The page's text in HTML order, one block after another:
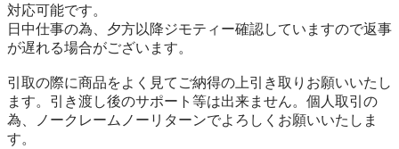
対応可能です。
日中仕事の為、夕方以降ジモティー確認していますので返事
が遅れる場合がございます。
引取の際に商品をよく見てご納得の上引き取りお願いいたし
ます。引き渡し後のサポート等は出来ません。個人取引の
為、ノークレームノーリターンでよろしくお願いいたしま
す。